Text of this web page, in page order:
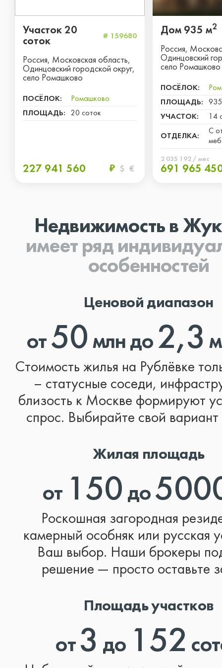
площадки, пешеходные и
дорожки, воркаут-комплекс.
находится парк Раздолье с
спортивными площадками, кафе,
зонами, самым большим
парком Москвы и Московской
Близость к населенными пунктам
Немчиновка и Барвиха позволяет
наслаждаться развитой
которая включает рестораны,
торговые и SPA-центры, салоны
Участок 20
соток
# 159680
Россия, Московская область,
Одинцовский городской округ,
село Ромашково
ПОСЁЛОК:
Ромашково
ПЛОЩАДЬ:
20 соток
227 941 560 ₽ $ €
Дом 935 м2
Россия,
Одинцовский
село Ромашково
ПОСЁЛОК:
ПЛОЩАДЬ:
УЧАСТОК:
14
ОТДЕЛКА:
С
2 035 192 / мес
691 965
Недвижимость в
имеет ряд
особенностей
Ценовой диапазон
от 50 млн до 2,3
Стоимость жилья на Рублёвке
– статусные соседи,
близость к Москве формируют
спрос. Выбирайте свой вариант
Жилая площадь
от 150 до
Роскошная загородная
камерный особняк или русская
Ваш выбор. Наши брокеры
решение — просто оставьте
Площадь участков
от 3 до 152